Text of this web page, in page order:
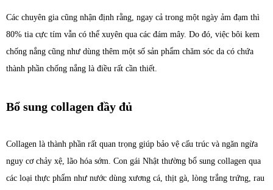
Các chuyên gia cũng nhận định rằng, ngay cả trong một ngày ảm đạm thì
80% tia cực tím vẫn có thể xuyên qua các đám mây. Do đó, việc bôi kem
chống nắng cũng như dùng thêm một số sản phẩm chăm sóc da có chứa
thành phần chống nắng là điều rất cần thiết.
Bổ sung collagen đầy đủ
Collagen là thành phần rất quan trọng giúp bảo vệ cấu trúc và ngăn ngừa
nguy cơ chảy xệ, lão hóa sớm. Con gái Nhật thường bổ sung collagen qua
các loại thực phẩm như nước dùng xương cá, thịt gà, lòng trắng trứng, rau